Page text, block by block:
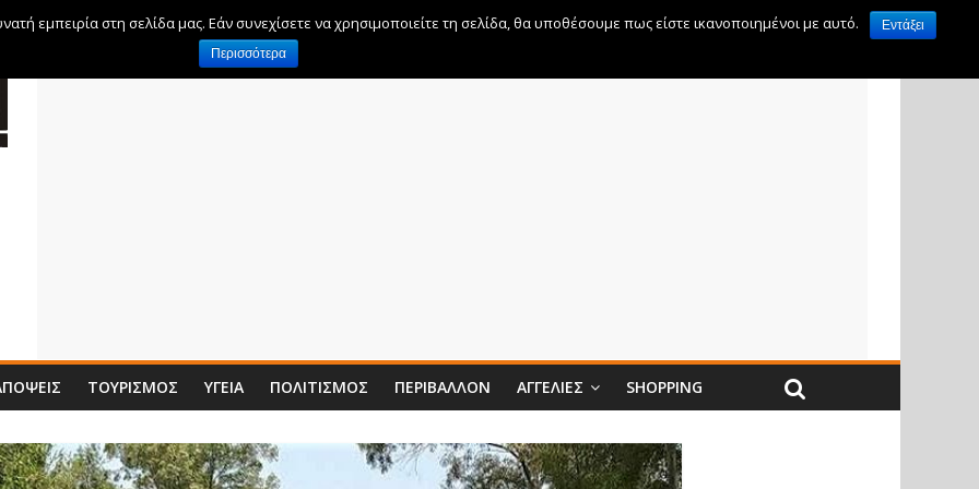
ΤΟΥΡΙΣΜΌΣ ΥΓΕΊΑ ΠΟΛΙΤΙΣΜΌΣ ΠΕΡΙΒΆΛΛΟΝ ΑΓΓΕΛΊΕΣ SHOPPING
εμπειρία στη σελίδα μας. Εάν συνεχίσετε να χρησιμοποιείτε τη σελίδα, θα υποθέσουμε πως είστε ικανοποιημένοι με αυτό.
Εντάξει
Περισσότερα